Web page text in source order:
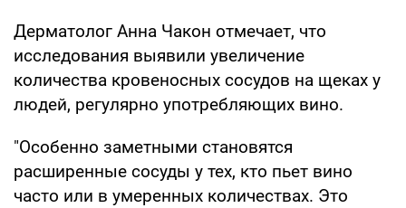
Дерматолог Анна Чакон отмечает, что
исследования выявили увеличение
количества кровеносных сосудов на щеках у
людей, регулярно употребляющих вино.
"Особенно заметными становятся
расширенные сосуды у тех, кто пьет вино
часто или в умеренных количествах. Это